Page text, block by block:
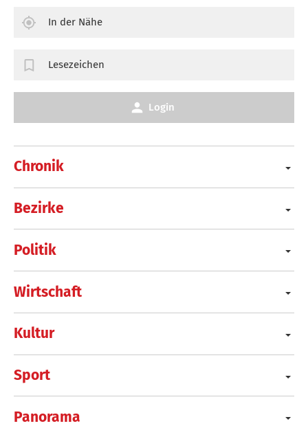
Chronik
Bezirke
Politik
Wirtschaft
Kultur
Sport
Panorama
In der Nähe
Lesezeichen
Login